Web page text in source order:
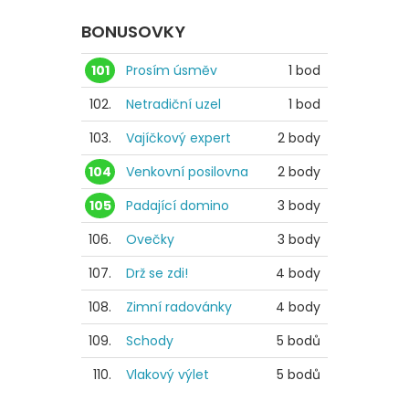
BONUSOVKY
101 Prosím úsměv
1 bod
102.
Netradiční uzel
1 bod
103.
Vajíčkový expert
2 body
104
Venkovní posilovna
2 body
105
Padající domino
3 body
106.
Ovečky
3 body
107.
Drž se zdi!
4 body
108.
Zimní radovánky
4 body
109.
Schody
5 bodů
110.
Vlakový výlet 5 bodů